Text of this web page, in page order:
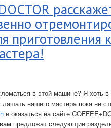
приготовления
в этой машине? Я хоть
нашего мастера пока не
и оказаться на сайте
вам предложат следующие